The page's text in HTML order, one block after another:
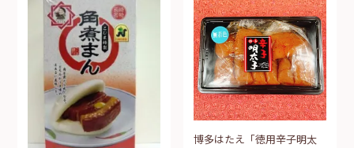
博多はたえ「徳用辛子明太